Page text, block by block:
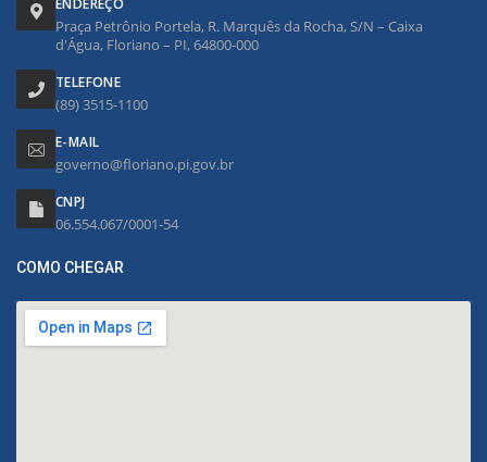
Praça Petrônio Portela, R. Marquês da Rocha, S/N – Caixa
d'Água, Floriano – PI, 64800-000
TELEFONE
(89) 3515-1100
E-MAIL
governo@floriano.pi.gov.br
CNPJ
06.554.067/0001-54
COMO CHEGAR